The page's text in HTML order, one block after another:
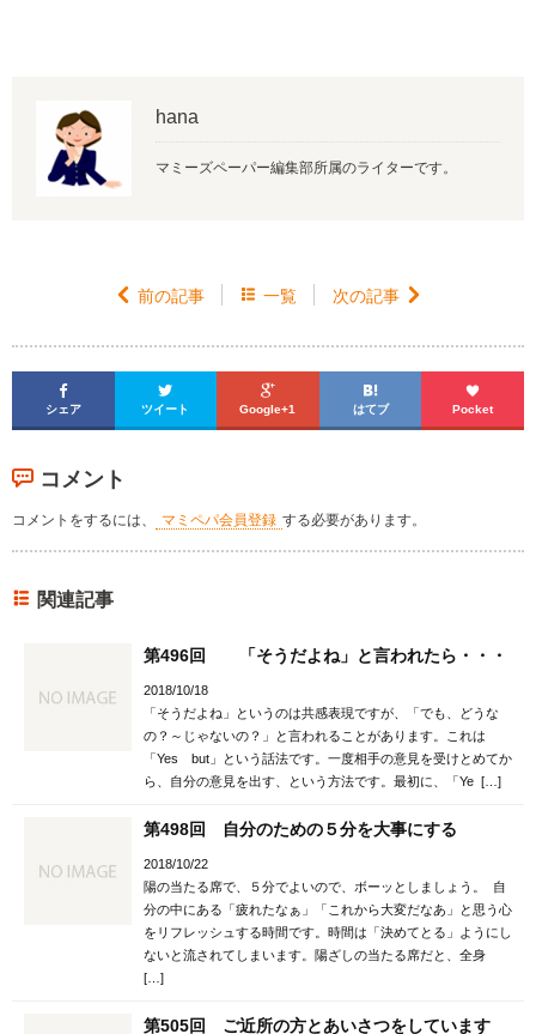
hana
マミーズペーパー編集部所属のライターです。
 前の記事  一覧 次の記事 

シェア

ツイート

Google+1

はてブ

Pocket
コメント
コメントをするには、 マミペパ会員登録 する必要があります。
関連記事
第496回 「そうだよね」と言われたら・・・
2018/10/18
「そうだよね」というのは共感表現ですが、「でも、どうな
の？～じゃないの？」と言われることがあります。これは
「Yes but」という話法です。一度相手の意見を受けとめてか
ら、自分の意見を出す、という方法です。最初に、「Ye […]
第498回 自分のための５分を大事にする
2018/10/22
陽の当たる席で、５分でよいので、ボーッとしましょう。 自
分の中にある「疲れたなぁ」「これから大変だなあ」と思う心
をリフレッシュする時間です。時間は「決めてとる」ようにし
ないと流されてしまいます。陽ざしの当たる席だと、全身
[…]
第505回 ご近所の方とあいさつをしています